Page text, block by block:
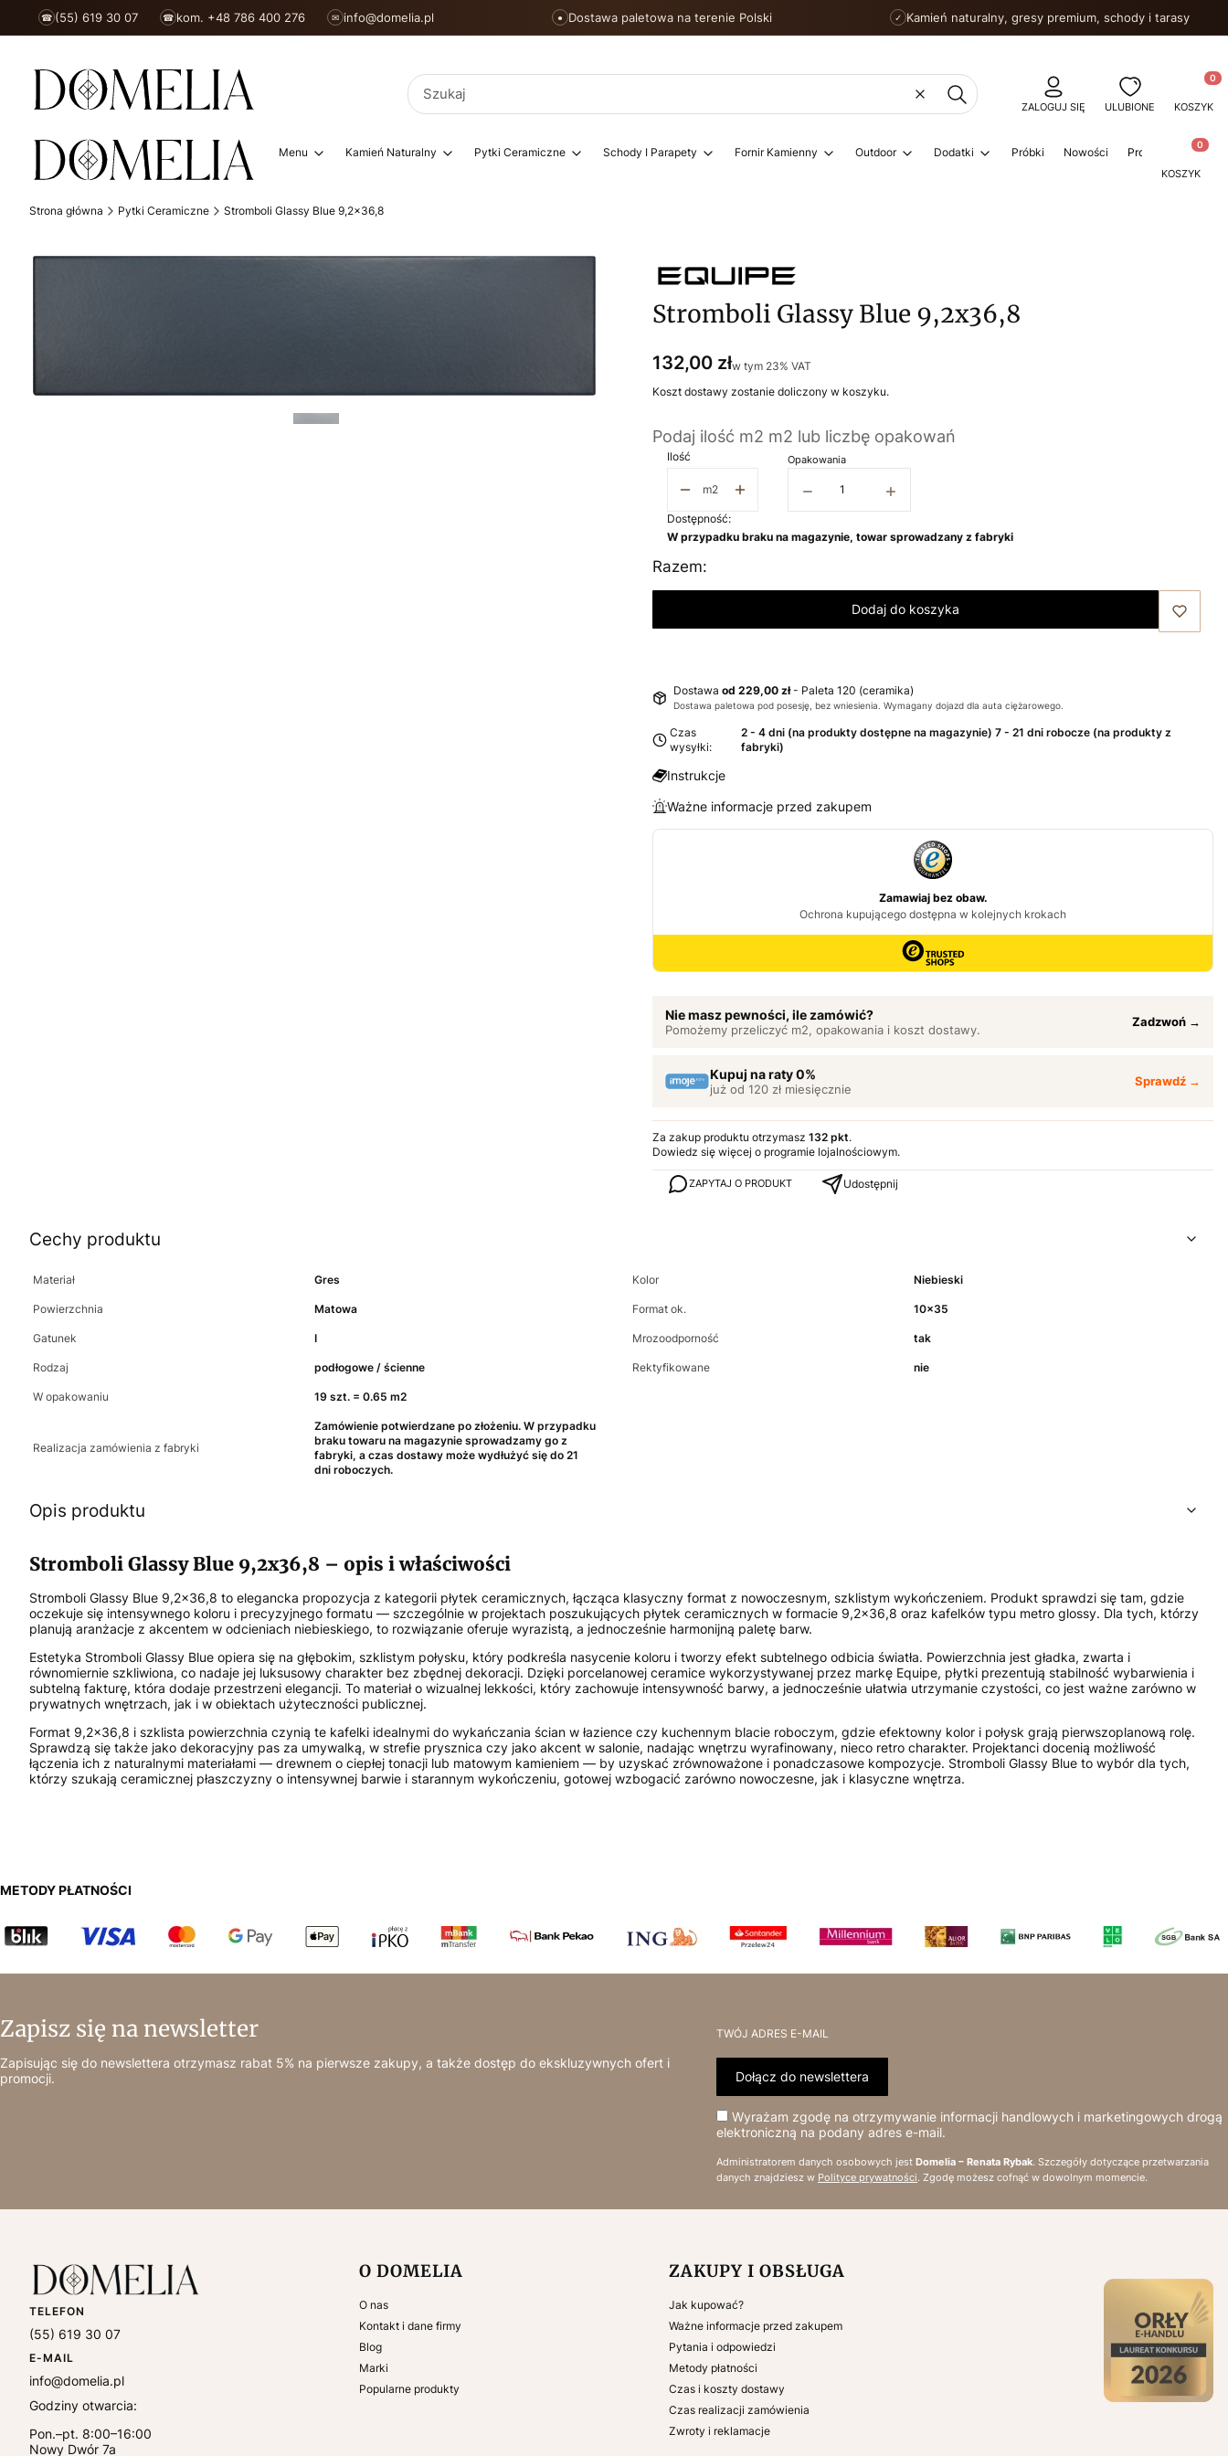
☎ (55) 619 30 07 ☎ kom. +48 786 400 276 ✉ info@domelia.pl ● Dostawa paletowa na terenie Polski ✓ Kamień naturalny, gresy premium, schody i tarasy
WyczyśćSzukaj
ZALOGUJ SIĘ ULUBIONE KOSZYK
Menu Kamień Naturalny Pytki Ceramiczne Schody I Parapety Fornir Kamienny Outdoor Dodatki Próbki Nowości PromocjeProdukty
KOSZYK
Strona główna Pytki Ceramiczne Stromboli Glassy Blue 9,2x36,8
Stromboli Glassy Blue 9,2x36,8
Cena
132,00 złw tym 23% VAT
w tym 23% VAT
Koszt dostawy zostanie doliczony w koszyku.
Podaj ilość m2 m2 lub liczbę opakowań
Ilość
m2
Opakowania
− +
Dostępność:
W przypadku braku na magazynie, towar sprowadzany z fabryki
Razem:
Dodaj do koszyka
Dostawa od 229,00 zł- Paleta 120 (ceramika)
Dostawa paletowa pod posesję, bez wniesienia. Wymagany dojazd dla auta ciężarowego.
Czas
wysyłki:
2 - 4 dni (na produkty dostępne na magazynie) 7 - 21 dni robocze (na produkty z
fabryki)
Instrukcje
Ważne informacje przed zakupem
Nie masz pewności, ile zamówić?
Pomożemy przeliczyć m2, opakowania i koszt dostawy.
Zadzwoń →
Kupuj na raty 0%
już od 120 zł miesięcznie
Sprawdź →
Za zakup produktu otrzymasz 132 pkt.
Dowiedz się więcej o programie lojalnościowym.
ZAPYTAJ O PRODUKT Udostępnij
Cechy produktu
Materiał Gres Kolor Niebieski
Powierzchnia Matowa Format ok. 10x35
Gatunek I Mrozoodporność tak
Rodzaj podłogowe / ścienne Rektyfikowane nie
W opakowaniu 19 szt. = 0.65 m2
Realizacja zamówienia z fabryki
Zamówienie potwierdzane po złożeniu. W przypadku
braku towaru na magazynie sprowadzamy go z
fabryki, a czas dostawy może wydłużyć się do 21
dni roboczych.
Opis produktu
Stromboli Glassy Blue 9,2x36,8 – opis i właściwości
Stromboli Glassy Blue 9,2x36,8 to elegancka propozycja z kategorii płytek ceramicznych, łącząca klasyczny format z nowoczesnym, szklistym wykończeniem. Produkt sprawdzi się tam, gdzie
oczekuje się intensywnego koloru i precyzyjnego formatu — szczególnie w projektach poszukujących płytek ceramicznych w formacie 9,2x36,8 oraz kafelków typu metro glossy. Dla tych, którzy
planują aranżacje z akcentem w odcieniach niebieskiego, to rozwiązanie oferuje wyrazistą, a jednocześnie harmonijną paletę barw.
Estetyka Stromboli Glassy Blue opiera się na głębokim, szklistym połysku, który podkreśla nasycenie koloru i tworzy efekt subtelnego odbicia światła. Powierzchnia jest gładka, zwarta i
równomiernie szkliwiona, co nadaje jej luksusowy charakter bez zbędnej dekoracji. Dzięki porcelanowej ceramice wykorzystywanej przez markę Equipe, płytki prezentują stabilność wybarwienia i
subtelną fakturę, która dodaje przestrzeni elegancji. To materiał o wizualnej lekkości, który zachowuje intensywność barwy, a jednocześnie ułatwia utrzymanie czystości, co jest ważne zarówno w
prywatnych wnętrzach, jak i w obiektach użyteczności publicznej.
Format 9,2x36,8 i szklista powierzchnia czynią te kafelki idealnymi do wykańczania ścian w łazience czy kuchennym blacie roboczym, gdzie efektowny kolor i połysk grają pierwszoplanową rolę.
Sprawdzą się także jako dekoracyjny pas za umywalką, w strefie prysznica czy jako akcent w salonie, nadając wnętrzu wyrafinowany, nieco retro charakter. Projektanci docenią możliwość
łączenia ich z naturalnymi materiałami — drewnem o ciepłej tonacji lub matowym kamieniem — by uzyskać zrównoważone i ponadczasowe kompozycje. Stromboli Glassy Blue to wybór dla tych,
którzy szukają ceramicznej płaszczyzny o intensywnej barwie i starannym wykończeniu, gotowej wzbogacić zarówno nowoczesne, jak i klasyczne wnętrza.
METODY PŁATNOŚCI
Zapisz się na newsletter
Zapisując się do newslettera otrzymasz rabat 5% na pierwsze zakupy, a także dostęp do ekskluzywnych ofert i
promocji.
TWÓJ ADRES E-MAIL
Dołącz do newslettera
Wyrażam zgodę na otrzymywanie informacji handlowych i marketingowych drogą
elektroniczną na podany adres e-mail.
Administratorem danych osobowych jest Domelia – Renata Rybak. Szczegóły dotyczące przetwarzania
danych znajdziesz w Polityce prywatności. Zgodę możesz cofnąć w dowolnym momencie.
TELEFON
(55) 619 30 07
E-MAIL
info@domelia.pl
Godziny otwarcia:
Pon.–pt. 8:00–16:00
Nowy Dwór 7a
Linki w stopce
O DOMELIA
O nas
Kontakt i dane firmy
Blog
Marki
Popularne produkty
ZAKUPY I OBSŁUGA
Jak kupować?
Ważne informacje przed zakupem
Pytania i odpowiedzi
Metody płatności
Czas i koszty dostawy
Czas realizacji zamówienia
Zwroty i reklamacje